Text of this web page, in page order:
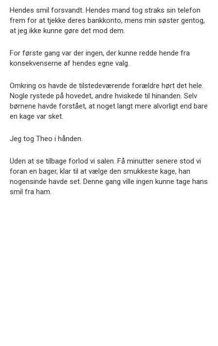
Hendes smil forsvandt. Hendes mand tog straks sin telefon
frem for at tjekke deres bankkonto, mens min søster gentog,
at jeg ikke kunne gøre det mod dem.
For første gang var der ingen, der kunne redde hende fra
konsekvenserne af hendes egne valg.
Omkring os havde de tilstedeværende forældre hørt det hele.
Nogle rystede på hovedet, andre hviskede til hinanden. Selv
børnene havde forstået, at noget langt mere alvorligt end bare
en kage var sket.
Jeg tog Theo i hånden.
Uden at se tilbage forlod vi salen. Få minutter senere stod vi
foran en bager, klar til at vælge den smukkeste kage, han
nogensinde havde set. Denne gang ville ingen kunne tage hans
smil fra ham.